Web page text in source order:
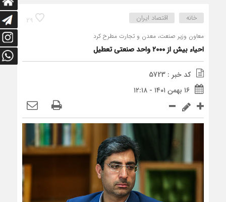
29 خانه اقتصاد ایران
معاون وزیر صنعت، معدن و تجارت مطرح کرد
احیاء بیش از ۲۰۰۰ واحد صنعتی تعطیل
کد خبر : 5723
۱۶ بهمن ۱۴۰۱ - ۱۲:۱۸